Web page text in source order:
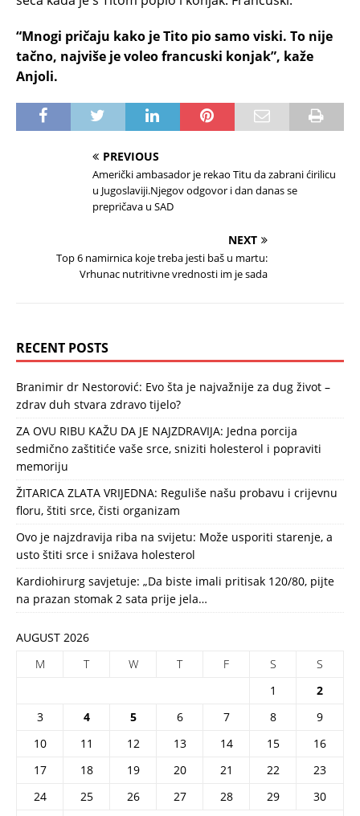
“Mnogi pričaju kako je Tito pio samo viski. To nije
tačno, najviše je voleo francuski konjak”, kaže
Anjoli.
PREVIOUS
Američki ambasador je rekao Titu da zabrani ćirilicu
u Jugoslaviji.Njegov odgovor i dan danas se
prepričava u SAD
NEXT
Top 6 namirnica koje treba jesti baš u martu:
Vrhunac nutritivne vrednosti im je sada
RECENT POSTS
Branimir dr Nestorović: Evo šta je najvažnije za dug život –
zdrav duh stvara zdravo tijelo?
ZA OVU RIBU KAŽU DA JE NAJZDRAVIJA: Jedna porcija
sedmično zaštitiće vaše srce, sniziti holesterol i popraviti
memoriju
ŽITARICA ZLATA VRIJEDNA: Reguliše našu probavu i crijevnu
floru, štiti srce, čisti organizam
Ovo je najzdravija riba na svijetu: Može usporiti starenje, a
usto štiti srce i snižava holesterol
Kardiohirurg savjetuje: „Da biste imali pritisak 120/80, pijte
na prazan stomak 2 sata prije jela…
AUGUST 2026
M
T W T F S
S
1
2
3
4 5 6 7 8
9
10
11 12 13 14 15
16
17
18 19 20 21 22
23
24
25 26 27 28 29
30